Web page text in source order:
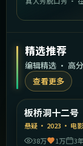
精选推荐
编辑精选 · 高
查看更多
精选
板桥洞十二号
悬疑 · 2023 · 电影
38万
1万 3